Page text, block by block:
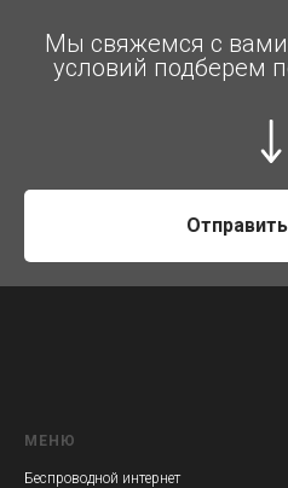
Мы свяжемся с
условий подберем
МЕНЮ
Беспроводной интернет